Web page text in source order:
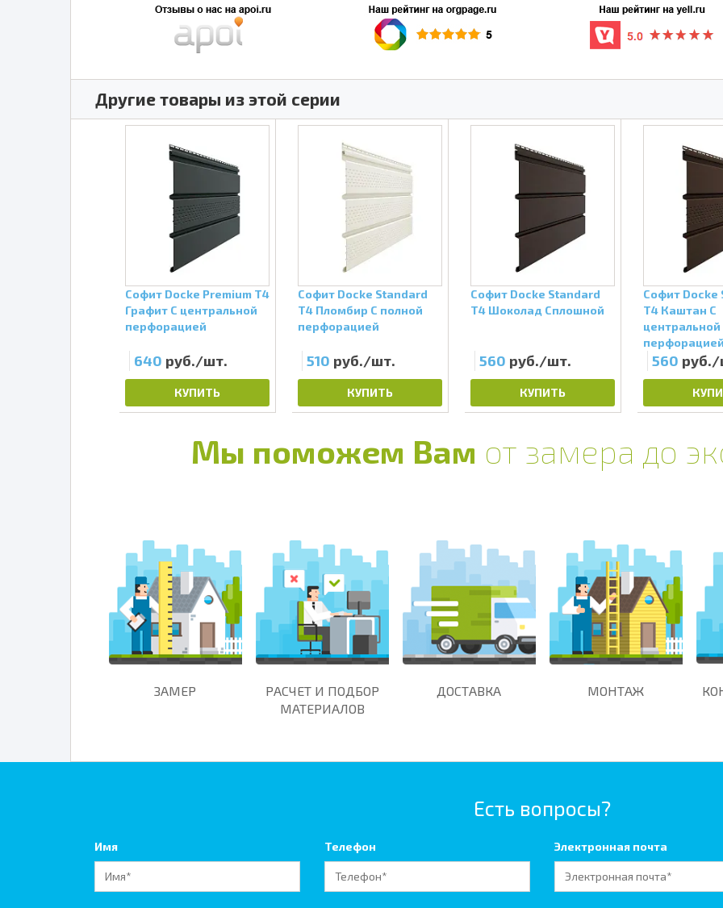
Другие товары из этой серии
Софит Docke Premium Т4
Графит С центральной
перфорацией
640 руб./шт.
КУПИТЬ
Софит Docke Standard
Т4 Пломбир С полной
перфорацией
510 руб./шт.
КУПИТЬ
Софит Docke Standard
Т4 Шоколад Сплошной
560 руб./шт.
КУПИТЬ
Софит Docke
Т4 Каштан С
центральной
перфорацией
560
Мы поможем Вам от замера до
ЗАМЕР
РАСЧЕТ И ПОДБОР
МАТЕРИАЛОВ
ДОСТАВКА МОНТАЖ
Есть вопросы?
Имя Телефон Электронная почта